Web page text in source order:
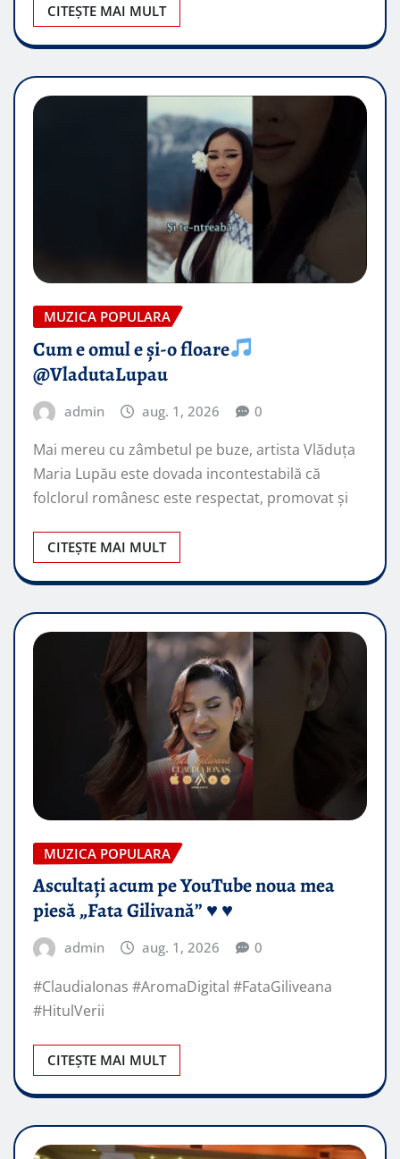
CITEȘTE MAI MULT
MUZICA POPULARA
Cum e omul e și-o floare
@VladutaLupau
admin aug. 1, 2026 0
Mai mereu cu zâmbetul pe buze, artista Vlăduța
Maria Lupău este dovada incontestabilă că
folclorul românesc este respectat, promovat şi
CITEȘTE MAI MULT
MUZICA POPULARA
Ascultați acum pe YouTube noua mea
piesă „Fata Gilivană” ♥️ ♥️
admin aug. 1, 2026 0
#ClaudiaIonas #AromaDigital #FataGiliveana
#HitulVerii
CITEȘTE MAI MULT